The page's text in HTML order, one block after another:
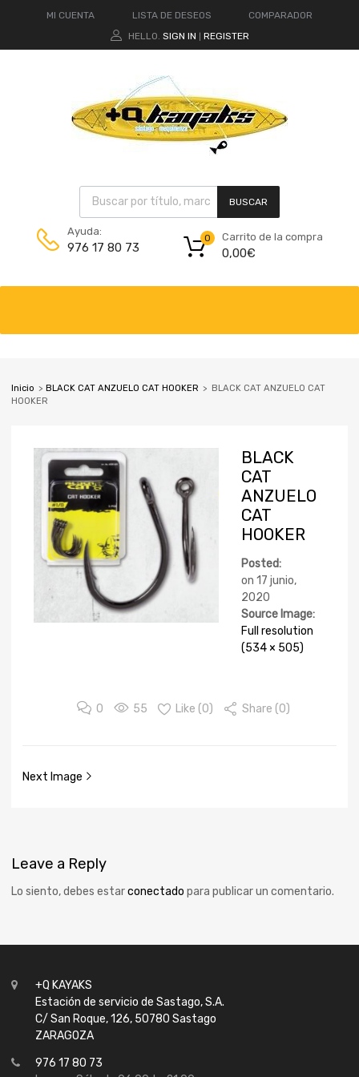
MI CUENTA LISTA DE DESEOS
COMPARADOR
HELLO. SIGN IN REGISTER
BUSCAR
Ayuda:
976 17 80 73
Carrito de la compra
0,00€
0
Inicio > BLACK CAT ANZUELO CAT HOOKER > BLACK CAT ANZUELO CAT
HOOKER
BLACK
CAT
ANZUELO
CAT
HOOKER
Posted:
on 17 junio,
2020
Source Image:
Full resolution
(534 × 505)
0 55 Like (0) Share (0)
Next Image
Leave a Reply
Lo siento, debes estarconectado para publicar un comentario.
+Q KAYAKS
Estación de servicio de Sastago, S.A.
C/ San Roque, 126, 50780 Sastago
ZARAGOZA
976 17 80 73